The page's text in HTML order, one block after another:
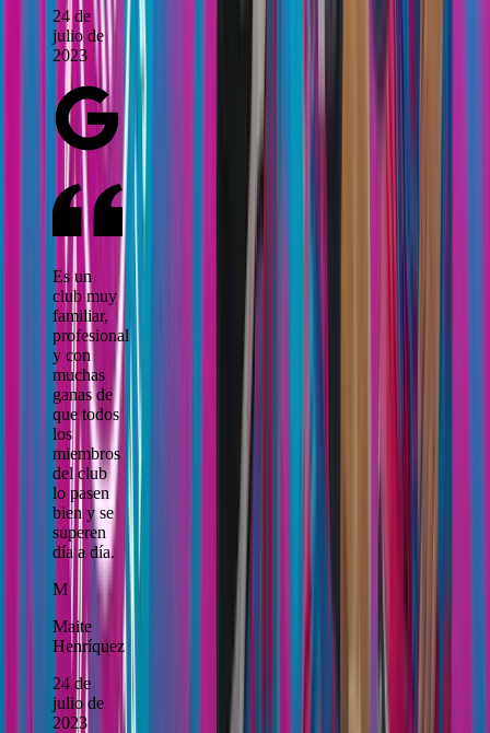
24 de
julio de
2023
Es un
club muy
familiar,
profesional
y con
muchas
ganas de
que todos
los
miembros
del club
lo pasen
bien y se
superen
día a día.
M
Maite
Henríquez
24 de
julio de
2023